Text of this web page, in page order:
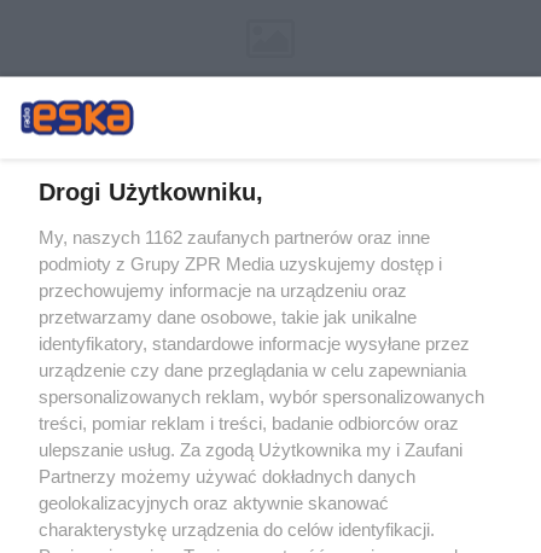
Żaden utwór zamieszczony w serwisie nie może być powielany i
rozpowszechniany lub dalej rozpowszechniany w jakikolwiek sposób (w
tym także elektroniczny lub mechaniczny) na jakimkolwiek polu
eksploatacji w jakiejkolwiek formie, włącznie z umieszczaniem w Internecie
bez pisemnej zgody właściciela praw. Jakiekolwiek użycie lub
wykorzystanie utworów w całości lub w części z naruszeniem prawa, tzn.
bez właściwej zgody, jest zabronione pod groźbą kary i może być ścigane
prawnie.
Drogi Użytkowniku,
My, naszych 1162 zaufanych partnerów oraz inne
podmioty z Grupy ZPR Media uzyskujemy dostęp i
przechowujemy informacje na urządzeniu oraz
przetwarzamy dane osobowe, takie jak unikalne
identyfikatory, standardowe informacje wysyłane przez
urządzenie czy dane przeglądania w celu zapewniania
spersonalizowanych reklam, wybór spersonalizowanych
treści, pomiar reklam i treści, badanie odbiorców oraz
ulepszanie usług. Za zgodą Użytkownika my i Zaufani
Partnerzy możemy używać dokładnych danych
geolokalizacyjnych oraz aktywnie skanować
charakterystykę urządzenia do celów identyfikacji.